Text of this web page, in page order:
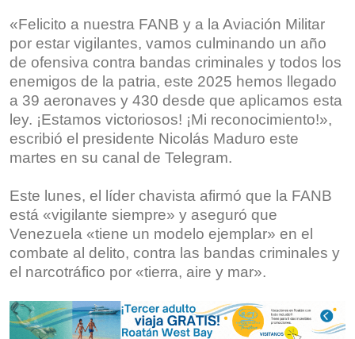
«Felicito a nuestra FANB y a la Aviación Militar
por estar vigilantes, vamos culminando un año
de ofensiva contra bandas criminales y todos los
enemigos de la patria, este 2025 hemos llegado
a 39 aeronaves y 430 desde que aplicamos esta
ley. ¡Estamos victoriosos! ¡Mi reconocimiento!»,
escribió el presidente Nicolás Maduro este
martes en su canal de Telegram.
Este lunes, el líder chavista afirmó que la FANB
está «vigilante siempre» y aseguró que
Venezuela «tiene un modelo ejemplar» en el
combate al delito, contra las bandas criminales y
el narcotráfico por «tierra, aire y mar».